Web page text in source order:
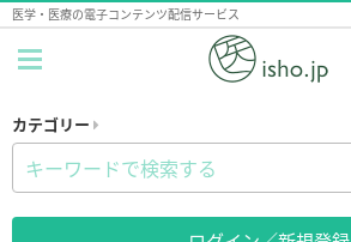
医学・医療の電子コンテンツ配信サービス
カテゴリー